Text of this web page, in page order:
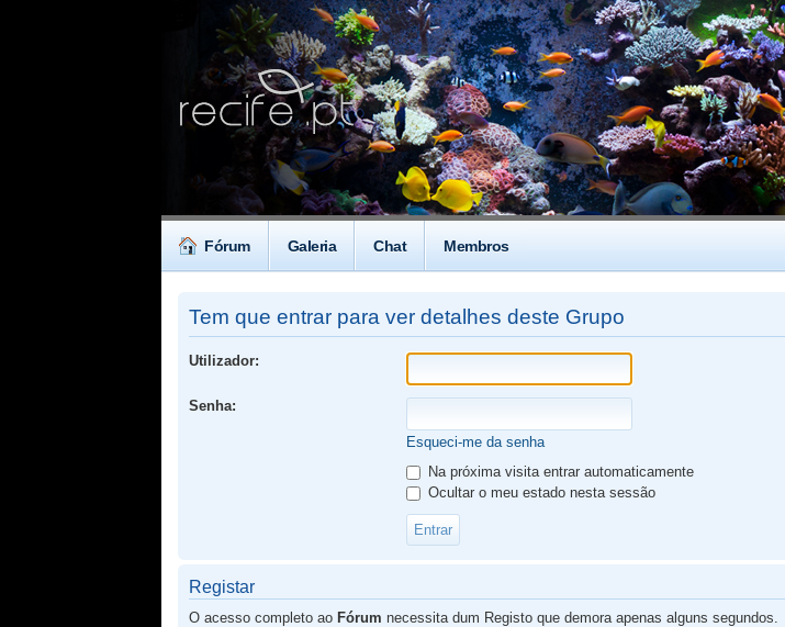
Fórum Galeria Chat Membros
Tem que entrar para ver detalhes deste Grupo
Utilizador:
Senha:
Esqueci-me da senha
Na próxima visita entrar automaticamente
Ocultar o meu estado nesta sessão
Registar
O acesso completo ao Fórum necessita dum Registo que demora apenas alguns segundos.